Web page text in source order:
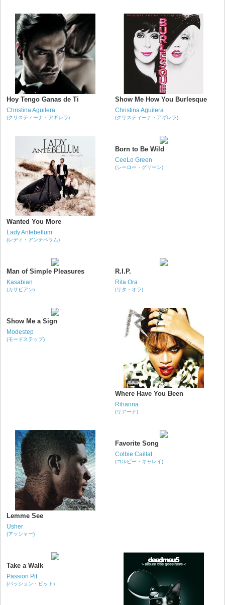
Hoy Tengo Ganas de Ti
Christina Aguilera
(クリスティーナ・アギレラ)
Show Me How You Burlesque
Christina Aguilera
(クリスティーナ・アギレラ)
Wanted You More
Lady Antebellum
(レディ・アンテベラム)
Born to Be Wild
CeeLo Green
(シーロー・グリーン)
Man of Simple Pleasures
Kasabian
(カサビアン)
R.I.P.
Rita Ora
(リタ・オラ)
Show Me a Sign
Modestep
(モードステップ)
Where Have You Been
Rihanna
(リアーナ)
Lemme See
Usher
(アッシャー)
Favorite Song
Colbie Caillat
(コルビー・キャレイ)
Take a Walk
Passion Pit
(パッション・ピット)